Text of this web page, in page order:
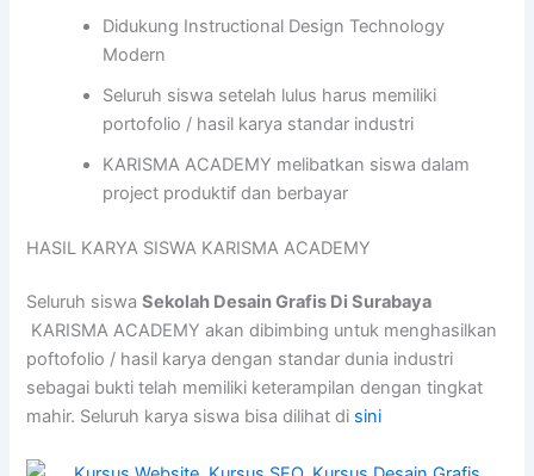
Didukung Instructional Design Technology
Modern
Seluruh siswa setelah lulus harus memiliki
portofolio / hasil karya standar industri
KARISMA ACADEMY melibatkan siswa dalam
project produktif dan berbayar
HASIL KARYA SISWA KARISMA ACADEMY
Seluruh siswaSekolah Desain Grafis Di Surabaya
KARISMA ACADEMY akan dibimbing untuk menghasilkan
poftofolio / hasil karya dengan standar dunia industri
sebagai bukti telah memiliki keterampilan dengan tingkat
mahir. Seluruh karya siswa bisa dilihat di sini